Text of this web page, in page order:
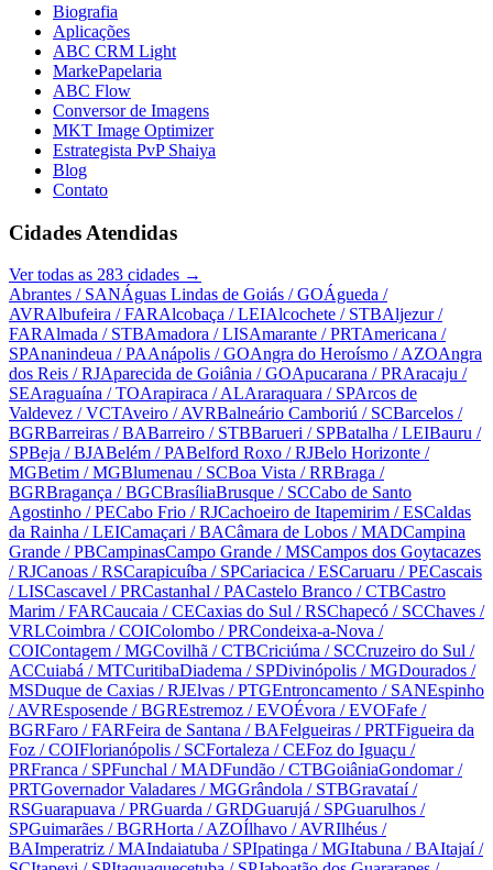
Biografia
Aplicações
ABC CRM Light
MarkePapelaria
ABC Flow
Conversor de Imagens
MKT Image Optimizer
Estrategista PvP Shaiya
Blog
Contato
Cidades Atendidas
Ver todas as 283 cidades →
Abrantes / SANÁguas Lindas de Goiás / GOÁgueda /
AVRAlbufeira / FARAlcobaça / LEIAlcochete / STBAljezur/
FARAlmada / STBAmadora / LISAmarante / PRTAmericana /
SPAnanindeua / PAAnápolis / GOAngra do Heroísmo / AZOAngra
dos Reis / RJAparecida de Goiânia / GOApucarana / PRAracaju /
SEAraguaína / TOArapiraca / ALAraraquara / SPArcos de
Valdevez / VCTAveiro / AVRBalneário Camboriú / SCBarcelos /
BGRBarreiras / BABarreiro / STBBarueri / SPBatalha / LEIBauru /
SPBeja / BJABelém / PABelford Roxo / RJBelo Horizonte /
MGBetim / MGBlumenau / SCBoa Vista / RRBraga /
BGRBragança / BGCBrasíliaBrusque / SCCabo de Santo
Agostinho / PECabo Frio / RJCachoeiro de Itapemirim / ESCaldas
da Rainha / LEICamaçari / BACâmara de Lobos / MADCampina
Grande / PBCampinasCampo Grande / MSCampos dos Goytacazes
/ RJCanoas / RSCarapicuíba / SPCariacica / ESCaruaru / PECascais
/ LISCascavel / PRCastanhal / PACastelo Branco / CTBCastro
Marim / FARCaucaia / CECaxias do Sul / RSChapecó / SCChaves /
VRLCoimbra / COIColombo / PRCondeixa-a-Nova /
COIContagem / MGCovilhã / CTBCriciúma / SCCruzeiro do Sul /
ACCuiabá / MTCuritibaDiadema / SPDivinópolis / MGDourados /
MSDuque de Caxias / RJElvas / PTGEntroncamento / SANEspinho
/ AVREsposende / BGREstremoz / EVOÉvora / EVOFafe /
BGRFaro / FARFeira de Santana / BAFelgueiras / PRTFigueira da
Foz / COIFlorianópolis / SCFortaleza / CEFoz do Iguaçu /
PRFranca / SPFunchal / MADFundão / CTBGoiâniaGondomar/
PRTGovernador Valadares / MGGrândola / STBGravataí/
RSGuarapuava / PRGuarda / GRDGuarujá / SPGuarulhos /
SPGuimarães / BGRHorta / AZOÍlhavo / AVRIlhéus /
BAImperatriz / MAIndaiatuba / SPIpatinga / MGItabuna / BAItajaí/